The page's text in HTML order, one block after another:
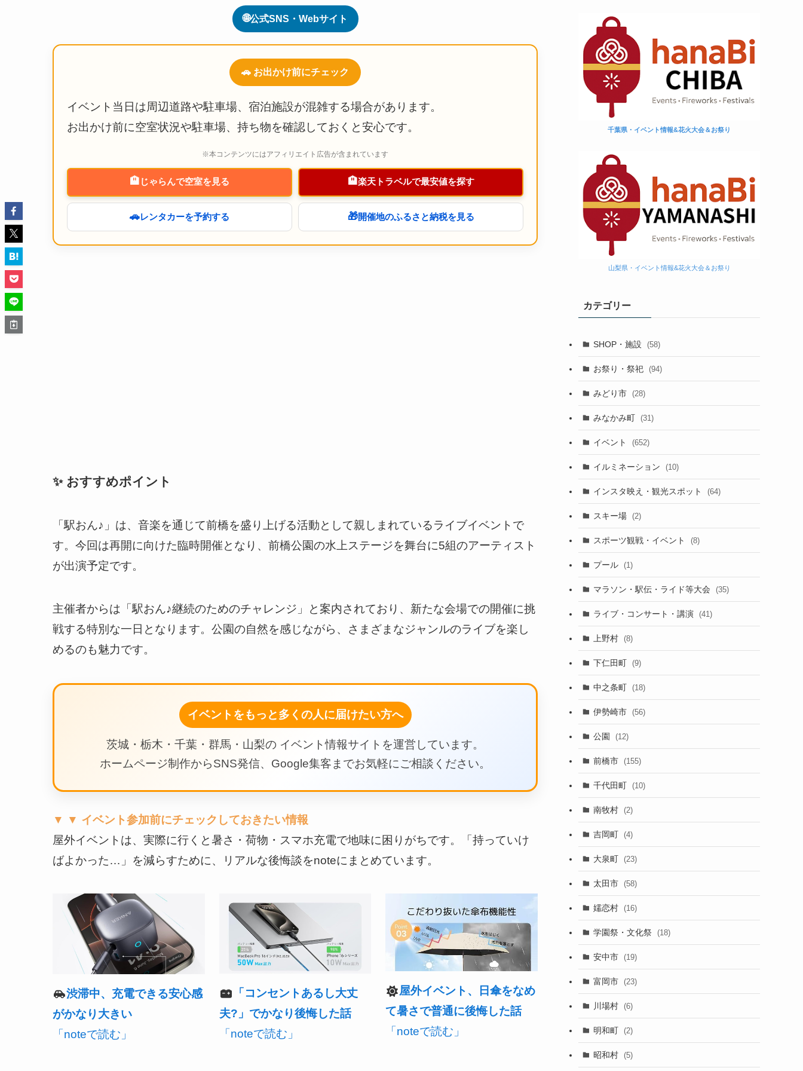
🌐公式SNS・Webサイト
🚗 お出かけ前にチェック
イベント当日は周辺道路や駐車場、宿泊施設が混雑する場合があります。
お出かけ前に空室状況や駐車場、持ち物を確認しておくと安心です。
※本コンテンツにはアフィリエイト広告が含まれています
🏨 じゃらんで空室を見る 🏨楽天トラベルで最安値を探す
🚗レンタカーを予約する 🎁開催地のふるさと納税を見る
✨ おすすめポイント
「駅おん♪」は、音楽を通じて前橋を盛り上げる活動として親しまれているライブイベントで
す。今回は再開に向けた臨時開催となり、前橋公園の水上ステージを舞台に5組のアーティスト
が出演予定です。
主催者からは「駅おん♪継続のためのチャレンジ」と案内されており、新たな会場での開催に挑
戦する特別な一日となります。公園の自然を感じながら、さまざまなジャンルのライブを楽し
めるのも魅力です。
イベントをもっと多くの人に届けたい方へ
茨城・栃木・千葉・群馬・山梨の イベント情報サイトを運営しています。
ホームページ制作からSNS発信、Google集客までお気軽にご相談ください。
▼ ▼ イベント参加前にチェックしておきたい情報
屋外イベントは、実際に行くと暑さ・荷物・スマホ充電で地味に困りがちです。「持っていけ
ばよかった…」を減らすために、リアルな後悔談をnoteにまとめています。
渋滞中、充電できる安心感
がかなり大きい
「noteで読む」
「コンセントあるし大丈
夫?」でかなり後悔した話
「noteで読む」
屋外イベント、日傘をなめ
て暑さで普通に後悔した話
「noteで読む」
千葉県・イベント情報&花火大会＆お祭り
山梨県・イベント情報&花火大会＆お祭り
カテゴリー
SHOP・施設 (58)
お祭り・祭祀 (94)
みどり市 (28)
みなかみ町 (31)
イベント (652)
イルミネーション (10)
インスタ映え・観光スポット (64)
スキー場 (2)
スポーツ観戦・イベント (8)
プール (1)
マラソン・駅伝・ライド等大会 (35)
ライブ・コンサート・講演 (41)
上野村 (8)
下仁田町 (9)
中之条町 (18)
伊勢崎市 (56)
公園 (12)
前橋市 (155)
千代田町 (10)
南牧村 (2)
吉岡町 (4)
大泉町 (23)
太田市 (58)
嬬恋村 (16)
学園祭・文化祭 (18)
安中市 (19)
富岡市 (23)
川場村 (6)
明和町 (2)
昭和村 (5)